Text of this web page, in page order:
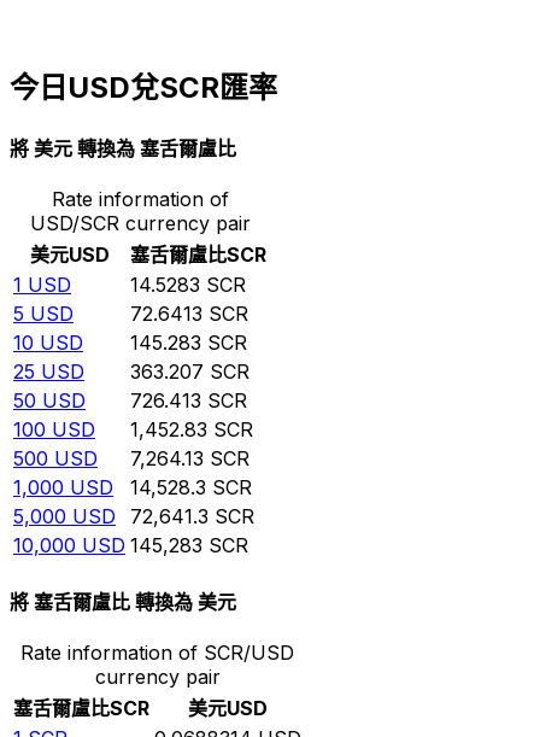
今日USD兌SCR匯率
將 美元 轉換為 塞舌爾盧比
Rate information of
USD/SCR currency pair
美元USD 塞舌爾盧比SCR
1 USD 14.5283 SCR
5 USD 72.6413 SCR
10 USD 145.283 SCR
25 USD 363.207 SCR
50 USD 726.413 SCR
100 USD 1,452.83 SCR
500 USD 7,264.13 SCR
1,000 USD 14,528.3 SCR
5,000 USD 72,641.3 SCR
10,000 USD 145,283 SCR
將 塞舌爾盧比 轉換為 美元
Rate information of SCR/USD
currency pair
塞舌爾盧比SCR 美元USD